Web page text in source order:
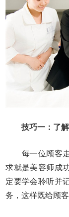
技巧一：了解
每一位顾客走
求就是美容师成
定要学会聆听并
务，这样既给顾